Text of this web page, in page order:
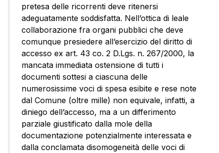
pretesa delle ricorrenti deve ritenersi
adeguatamente soddisfatta. Nell’ottica di leale
collaborazione fra organi pubblici che deve
comunque presiedere all’esercizio del diritto di
accesso ex art. 43 co. 2 D.Lgs. n. 267/2000, la
mancata immediata ostensione di tutti i
documenti sottesi a ciascuna delle
numerosissime voci di spesa esibite e rese note
dal Comune (oltre mille) non equivale, infatti, a
diniego dell’accesso, ma a un differimento
parziale giustificato dalla mole della
documentazione potenzialmente interessata e
dalla conclamata disomogeneità delle voci di